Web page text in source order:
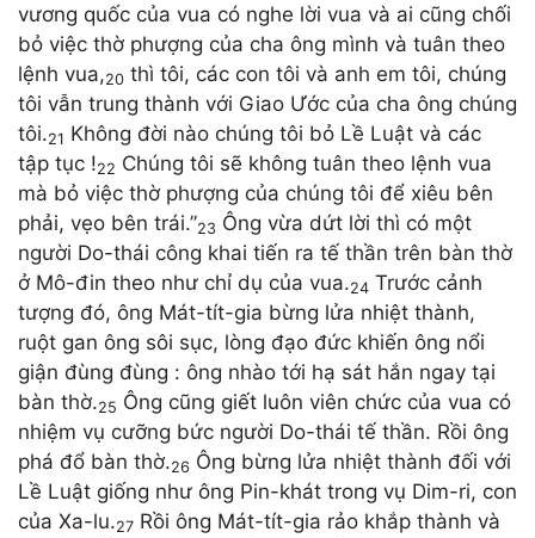
vương quốc của vua có nghe lời vua và ai cũng chối
bỏ việc thờ phượng của cha ông mình và tuân theo
lệnh vua,20 thì tôi, các con tôi và anh em tôi, chúng
tôi vẫn trung thành với Giao Ước của cha ông chúng
tôi.21 Không đời nào chúng tôi bỏ Lề Luật và các
tập tục !22 Chúng tôi sẽ không tuân theo lệnh vua
mà bỏ việc thờ phượng của chúng tôi để xiêu bên
phải, vẹo bên trái.”23 Ông vừa dứt lời thì có một
người Do-thái công khai tiến ra tế thần trên bàn thờ
ở Mô-đin theo như chỉ dụ của vua.24 Trước cảnh
tượng đó, ông Mát-tít-gia bừng lửa nhiệt thành,
ruột gan ông sôi sục, lòng đạo đức khiến ông nổi
giận đùng đùng : ông nhào tới hạ sát hắn ngay tại
bàn thờ.25 Ông cũng giết luôn viên chức của vua có
nhiệm vụ cưỡng bức người Do-thái tế thần. Rồi ông
phá đổ bàn thờ.26 Ông bừng lửa nhiệt thành đối với
Lề Luật giống như ông Pin-khát trong vụ Dim-ri, con
của Xa-lu.27 Rồi ông Mát-tít-gia rảo khắp thành và